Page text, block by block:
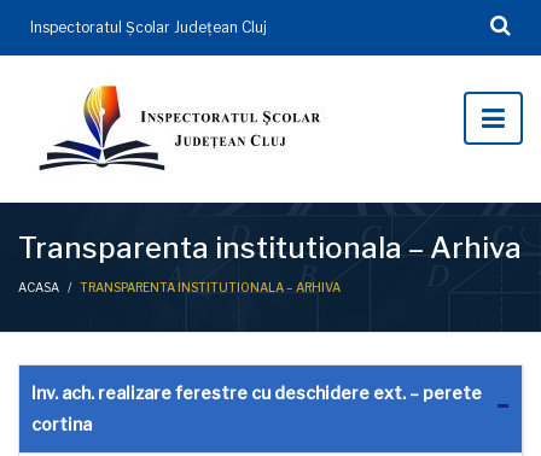
Inspectoratul Şcolar Județean Cluj
Transparenta institutionala – Arhiva
ACASA / TRANSPARENTA INSTITUTIONALA – ARHIVA
Inv. ach. realizare ferestre cu deschidere ext. – perete
cortina